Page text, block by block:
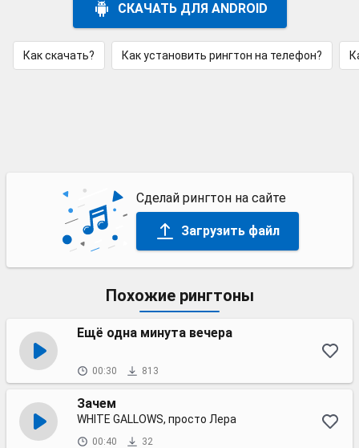
СКАЧАТЬ ДЛЯ ANDROID
Как скачать? Как установить рингтон на телефон?
Сделай рингтон на сайте
Загрузить файл
Похожие рингтоны
Ещё одна минута вечера
00:30 813
Зачем
WHITE GALLOWS, просто Лера
00:40 32